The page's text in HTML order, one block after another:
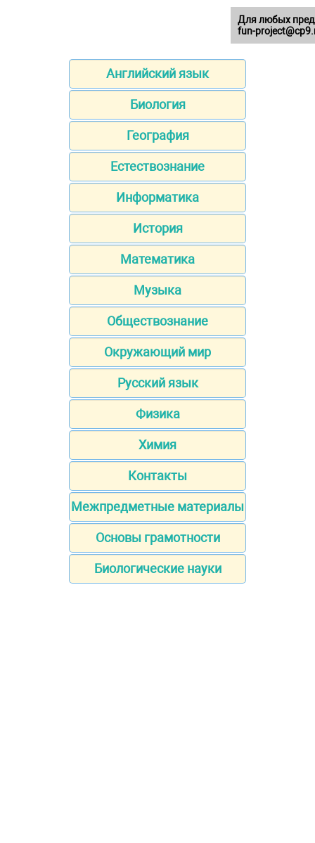
Английский язык
Биология
География
Естествознание
Информатика
История
Математика
Музыка
Обществознание
Окружающий мир
Русский язык
Физика
Химия
Контакты
Межпредметные материалы
Основы грамотности
Биологические науки
Для любых
fun-